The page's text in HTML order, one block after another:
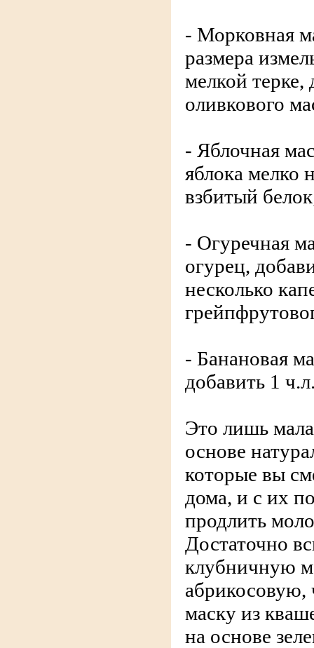
- Морковная
размера
мелкой терке,
оливкового
- Яблочная
яблока мелко
взбитый
- Огуречная
огурец,
несколько
- Банановая
добавить 1
Это лишь
основе
которые вы
дома, и с их
продлить
Достаточно
клубничную
маску из
на основе